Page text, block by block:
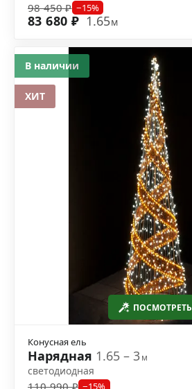
98 450 ₽ −15%
83 680 ₽ 1.65м
ПОСМОТРЕТЬ
Конусная ель
Нарядная 1.65 – 3м
светодиодная
110 990 ₽ −15%
В наличии
ХИТ